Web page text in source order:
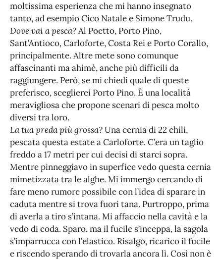
moltissima esperienza che mi hanno insegnato
tanto, ad esempio Cico Natale e Simone Trudu.
Dove vai a pesca?Al Poetto, Porto Pino,
Sant’Antioco, Carloforte, Costa Rei e Porto Corallo,
principalmente. Altre mete sono comunque
affascinanti ma ahimè, anche più difficili da
raggiungere. Però, se mi chiedi quale di queste
preferisco, sceglierei Porto Pino. È una località
meravigliosa che propone scenari di pesca molto
diversi tra loro.
La tua preda più grossa?Una cernia di 22 chili,
pescata questa estate a Carloforte. C’era un taglio
freddo a 17 metri per cui decisi di starci sopra.
Mentre pinneggiavo in superfice vedo questa cernia
mimetizzata tra le alghe. Mi immergo cercando di
fare meno rumore possibile con l’idea di sparare in
caduta mentre si trova fuori tana. Purtroppo, prima
di averla a tiro s’intana. Mi affaccio nella cavità e la
vedo di coda. Sparo, ma il fucile s’inceppa, la sagola
s’imparrucca con l’elastico. Risalgo, ricarico il fucile
e riscendo sperando di trovarla ancora lì. Così non è